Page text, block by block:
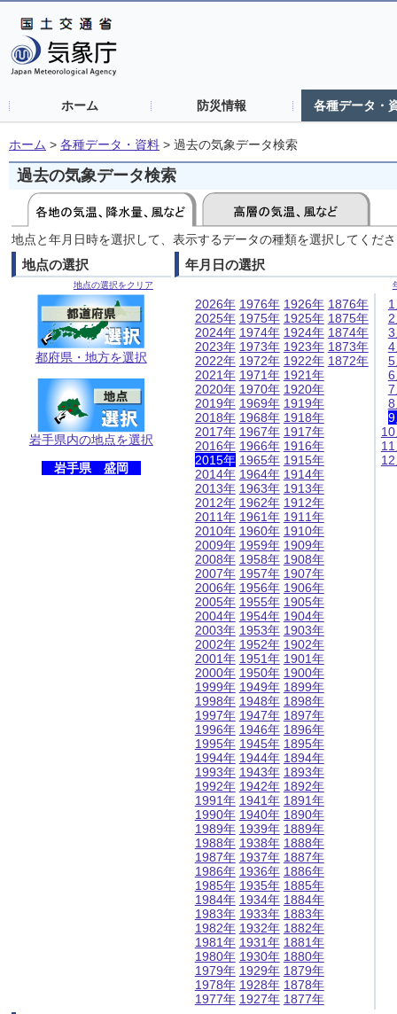
ホーム 防災情報 各種データ・
ホーム > 各種データ・資料 > 過去の気象データ検索
過去の気象データ検索
地点と年月日時を選択して、表示するデータの種類を選択してくだ
地点の選択
地点の選択をクリア
都府県・地方を選択
岩手県内の地点を選択
岩手県 盛岡
年月日の選択
2026年
2025年
2024年
2023年
2022年
2021年
2020年
2019年
2018年
2017年
2016年
2015年
2014年
2013年
2012年
2011年
2010年
2009年
2008年
2007年
2006年
2005年
2004年
2003年
2002年
2001年
2000年
1999年
1998年
1997年
1996年
1995年
1994年
1993年
1992年
1991年
1990年
1989年
1988年
1987年
1986年
1985年
1984年
1983年
1982年
1981年
1980年
1979年
1978年
1977年
1976年
1975年
1974年
1973年
1972年
1971年
1970年
1969年
1968年
1967年
1966年
1965年
1964年
1963年
1962年
1961年
1960年
1959年
1958年
1957年
1956年
1955年
1954年
1953年
1952年
1951年
1950年
1949年
1948年
1947年
1946年
1945年
1944年
1943年
1942年
1941年
1940年
1939年
1938年
1937年
1936年
1935年
1934年
1933年
1932年
1931年
1930年
1929年
1928年
1927年
1926年
1925年
1924年
1923年
1922年
1921年
1920年
1919年
1918年
1917年
1916年
1915年
1914年
1913年
1912年
1911年
1910年
1909年
1908年
1907年
1906年
1905年
1904年
1903年
1902年
1901年
1900年
1899年
1898年
1897年
1896年
1895年
1894年
1893年
1892年
1891年
1890年
1889年
1888年
1887年
1886年
1885年
1884年
1883年
1882年
1881年
1880年
1879年
1878年
1877年
1876年
1875年
1874年
1873年
1872年